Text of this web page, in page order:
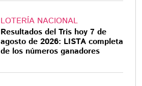
LOTERÍA NACIONAL
Resultados del Tris hoy 7 de
agosto de 2026: LISTA completa
de los números ganadores